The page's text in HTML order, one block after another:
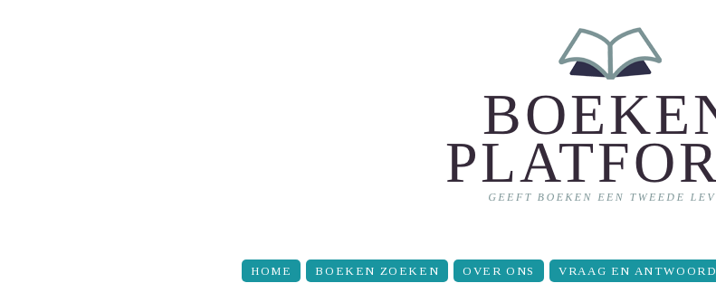
HOME BOEKEN ZOEKEN OVER ONS VRAAG EN ANTWOORD